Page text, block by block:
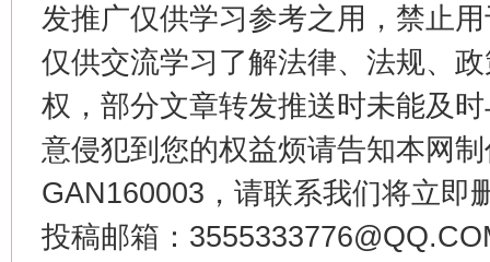
发推广仅供学习参考之用，禁止
仅供交流学习了解法律、法规、
权，部分文章转发推送时未能及
意侵犯到您的权益烦请告知本网
GAN160003，请联系我们将立即
投稿邮箱：
今